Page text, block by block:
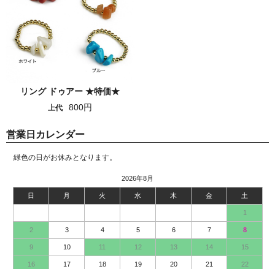
リング ドゥアー ★特価★
上代 800円
営業日カレンダー
緑色の日がお休みとなります。
2026年8月
日 月 火 水 木 金 土
1
2 3 4 5 6 7 8
9 10 11 12 13 14 15
16 17 18 19 20 21 22